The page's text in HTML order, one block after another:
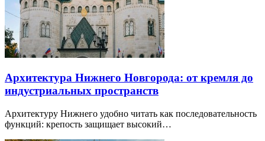
Архитектура Нижнего Новгорода: от кремля до
индустриальных пространств
Архитектуру Нижнего удобно читать как последовательность
функций: крепость защищает высокий…